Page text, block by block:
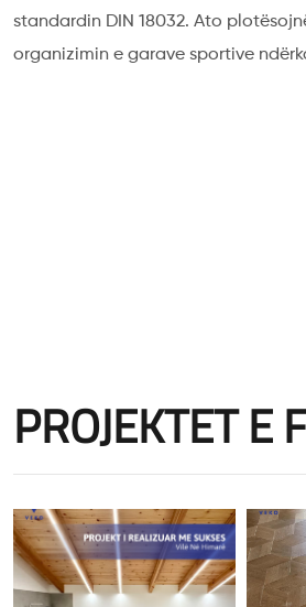
standardin DIN 18032. Ato
organizimin e garave sportive
PROJEKTET E